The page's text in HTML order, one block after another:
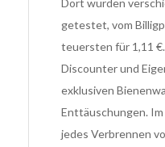
Dort wurden
getestet, vom
teuersten für 1,11
Discounter und
exklusiven
Enttäuschungen.
jedes Verbrennen